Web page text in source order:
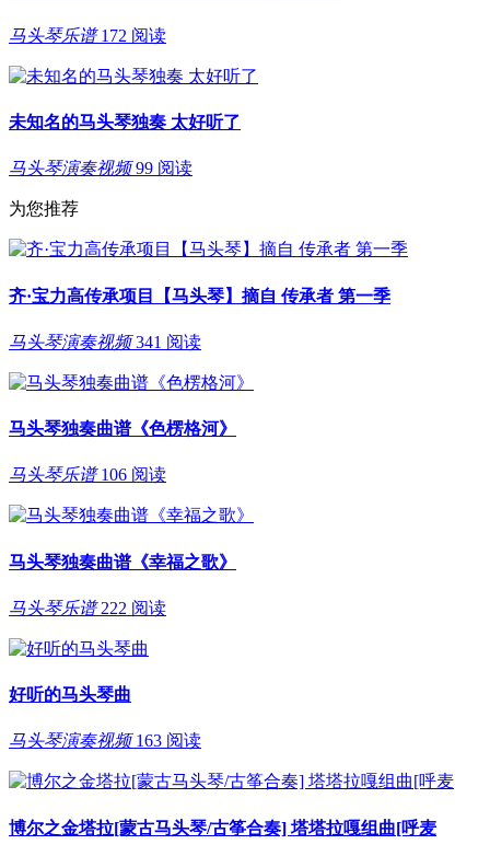
马头琴乐谱 172 阅读
未知名的马头琴独奏 太好听了
马头琴演奏视频 99 阅读
为您推荐
齐·宝力高传承项目【马头琴】摘自 传承者 第一季
马头琴演奏视频 341 阅读
马头琴独奏曲谱《色楞格河》
马头琴乐谱 106 阅读
马头琴独奏曲谱《幸福之歌》
马头琴乐谱 222 阅读
好听的马头琴曲
马头琴演奏视频 163 阅读
博尔之金塔拉[蒙古马头琴/古筝合奏] 塔塔拉嘎组曲[呼麦